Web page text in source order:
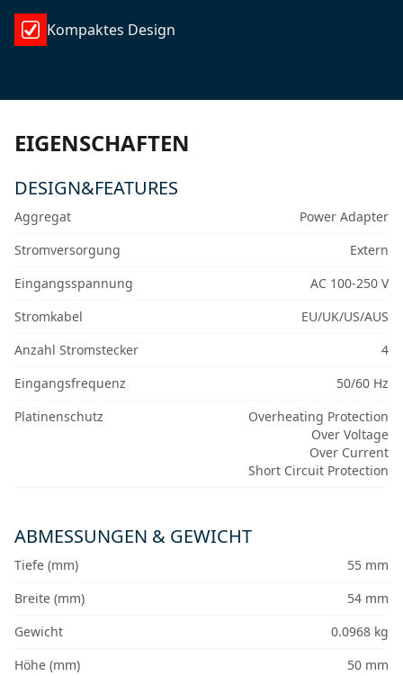
Kompaktes Design
EIGENSCHAFTEN
DESIGN&FEATURES
Aggregat
Power Adapter
Stromversorgung
Extern
Eingangsspannung
AC 100-250 V
Stromkabel
EU/UK/US/AUS
Anzahl Stromstecker
4
Eingangsfrequenz
50/60 Hz
Platinenschutz
Overheating Protection
Over Voltage
Over Current
Short Circuit Protection
ABMESSUNGEN & GEWICHT
Tiefe (mm)
55 mm
Breite (mm)
54 mm
Gewicht
0.0968 kg
Höhe (mm)
50 mm